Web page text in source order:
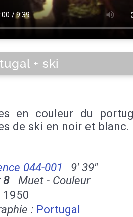
+ ski
en couleur du
de ski en noir et blanc.
044-001
9' 39''
8Muet - Couleur
1950
: Portugal